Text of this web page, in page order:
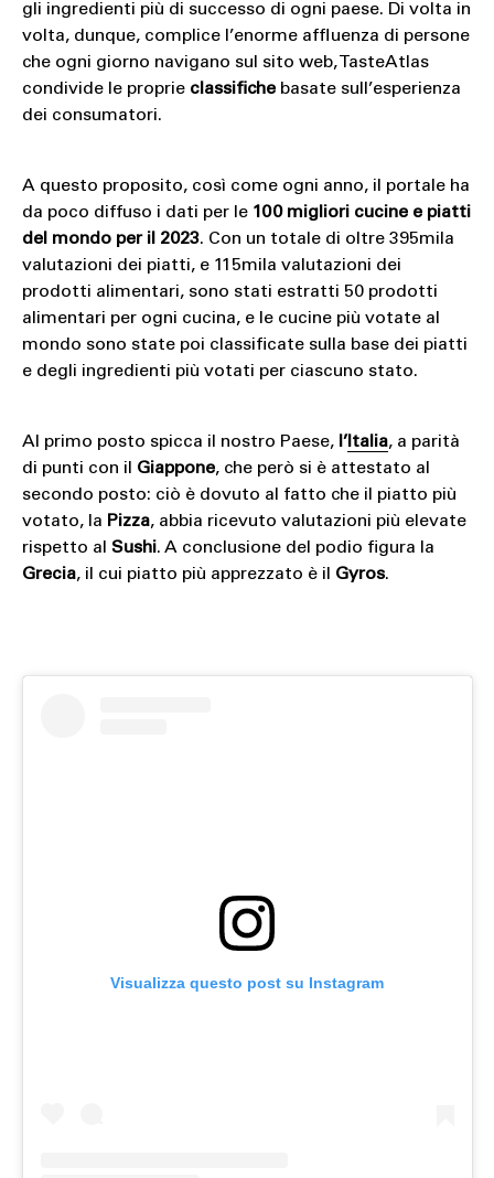
gli ingredienti più di successo di ogni paese. Di volta in
volta, dunque, complice l’enorme affluenza di persone
che ogni giorno navigano sul sito web, TasteAtlas
condivide le proprie classifichebasate sull’esperienza
dei consumatori.
A questo proposito, così come ogni anno, il portale ha
da poco diffuso i dati per le 100 migliori cucine e piatti
del mondo per il 2023. Con un totale di oltre 395mila
valutazioni dei piatti, e 115mila valutazioni dei
prodotti alimentari, sono stati estratti 50 prodotti
alimentari per ogni cucina, e le cucine più votate al
mondo sono state poi classificate sulla base dei piatti
e degli ingredienti più votati per ciascuno stato.
Al primo posto spicca il nostro Paese, l’Italia, a parità
di punti con il Giappone, che però si è attestato al
secondo posto: ciò è dovuto al fatto che il piatto più
votato, la Pizza, abbia ricevuto valutazioni più elevate
rispetto al Sushi. A conclusione del podio figura la
Grecia, il cui piatto più apprezzato è il Gyros.
Visualizza questo post su Instagram